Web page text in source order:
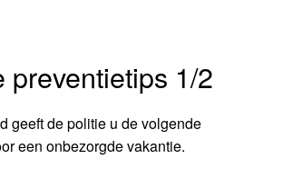
preventietips 1/2
geeft de politie u de volgende
een onbezorgde vakantie.